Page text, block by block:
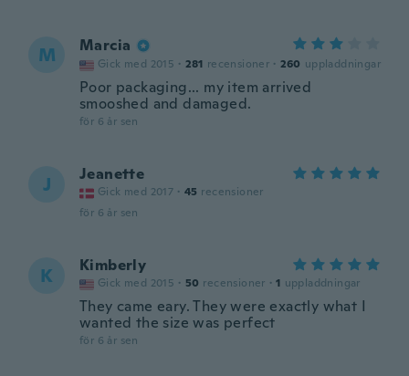
M Marcia
Gick med 2015 · 281 recensioner · 260 uppladdningar
Poor packaging... my item arrived
smooshed and damaged.
för 6 år sen
J Jeanette
Gick med 2017 · 45 recensioner
för 6 år sen
K Kimberly
Gick med 2015 · 50 recensioner · 1 uppladdningar
They came eary. They were exactly what I
wanted the size was perfect
för 6 år sen